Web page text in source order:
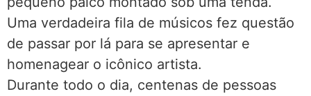
Uma verdadeira fila de músicos fez questão
de passar por lá para se apresentar e
homenagear o icônico artista.
Durante todo o dia, centenas de pessoas